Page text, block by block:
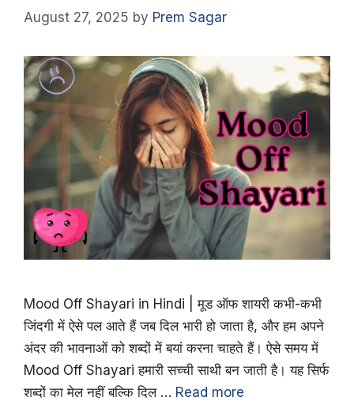
August 27, 2025 by Prem Sagar
Mood Off Shayari in Hindi | मूड ऑफ शायरी कभी-कभी
जिंदगी में ऐसे पल आते हैं जब दिल भारी हो जाता है, और हम अपने
अंदर की भावनाओं को शब्दों में बयां करना चाहते हैं। ऐसे समय में
Mood Off Shayari हमारी सच्ची साथी बन जाती है। यह सिर्फ
शब्दों का मेल नहीं बल्कि दिल … Read more